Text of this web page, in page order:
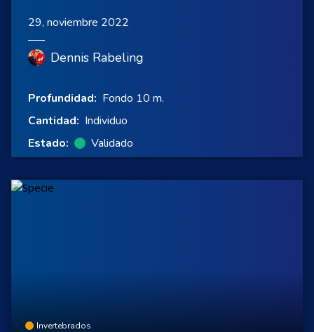
29, noviembre 2022
Dennis Rabeling
Profundidad: Fondo 10 m.
Cantidad: Individuo
Estado:
Validado
Invertebrados